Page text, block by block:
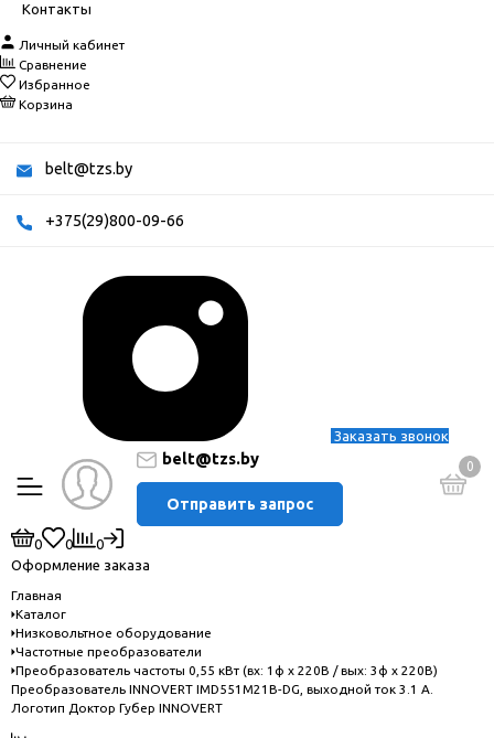
Контакты
Личный кабинет
Сравнение
Избранное
Корзина
belt@tzs.by
+375(29)800-09-66
Заказать звонок
belt@tzs.by
Отправить запрос
0
0 0
0
Оформление заказа
Главная
Каталог
Низковольтное оборудование
Частотные преобразователи
Преобразователь частоты 0,55 кВт (вх: 1ф x 220В / вых: 3ф х 220В)
Преобразователь INNOVERT IMD551M21B-DG, выходной ток 3.1 А.
Логотип Доктор Губер INNOVERT